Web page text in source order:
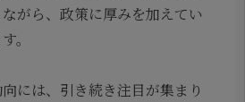
がら、政策に厚みを加えてい
。
には、引き続き注目が集まり